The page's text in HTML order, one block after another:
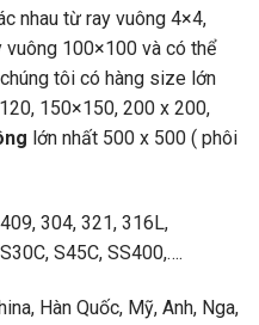
nhau từ ray vuông 4×4,
vuông 100×100 và có thể
tôi có hàng size lớn
150×150, 200 x 200,
lớn nhất 500 x 500 ( phôi
304, 321, 316L,
S45C, SS400,….
Hàn Quốc, Mỹ, Anh, Nga,